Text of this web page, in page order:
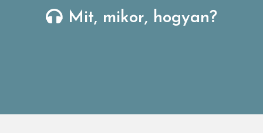
Mit, mikor, hogyan?